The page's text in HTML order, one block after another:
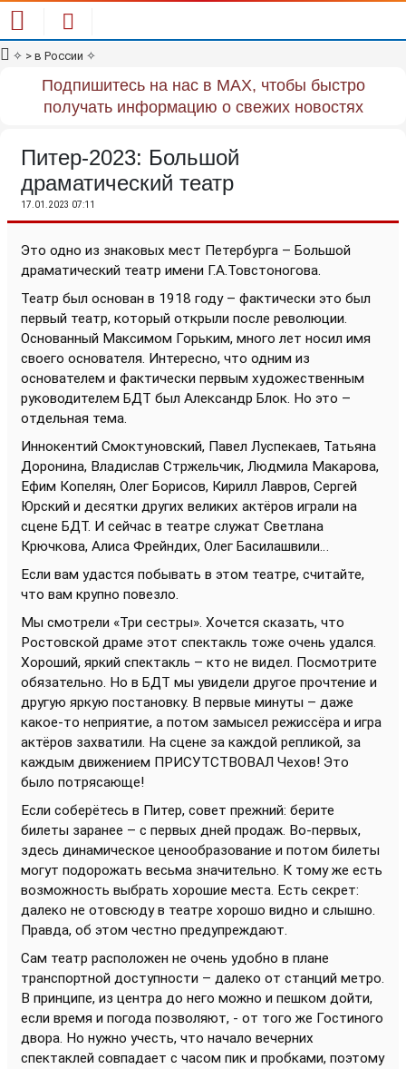
✧ > в России ✧
Подпишитесь на нас в MAX, чтобы быстро
получать информацию о свежих новостях
Питер-2023: Большой
драматический театр
17.01.2023 07:11
Это одно из знаковых мест Петербурга – Большой
драматический театр имени Г.А.Товстоногова.
Театр был основан в 1918 году – фактически это был
первый театр, который открыли после революции.
Основанный Максимом Горьким, много лет носил имя
своего основателя. Интересно, что одним из
основателем и фактически первым художественным
руководителем БДТ был Александр Блок. Но это –
отдельная тема.
Иннокентий Смоктуновский, Павел Луспекаев, Татьяна
Доронина, Владислав Стржельчик, Людмила Макарова,
Ефим Копелян, Олег Борисов, Кирилл Лавров, Сергей
Юрский и десятки других великих актёров играли на
сцене БДТ. И сейчас в театре служат Светлана
Крючкова, Алиса Фрейндих, Олег Басилашвили…
Если вам удастся побывать в этом театре, считайте,
что вам крупно повезло.
Мы смотрели «Три сестры». Хочется сказать, что
Ростовской драме этот спектакль тоже очень удался.
Хороший, яркий спектакль – кто не видел. Посмотрите
обязательно. Но в БДТ мы увидели другое прочтение и
другую яркую постановку. В первые минуты – даже
какое-то неприятие, а потом замысел режиссёра и игра
актёров захватили. На сцене за каждой репликой, за
каждым движением ПРИСУТСТВОВАЛ Чехов! Это
было потрясающе!
Если соберётесь в Питер, совет прежний: берите
билеты заранее – с первых дней продаж. Во-первых,
здесь динамическое ценообразование и потом билеты
могут подорожать весьма значительно. К тому же есть
возможность выбрать хорошие места. Есть секрет:
далеко не отовсюду в театре хорошо видно и слышно.
Правда, об этом честно предупреждают.
Сам театр расположен не очень удобно в плане
транспортной доступности – далеко от станций метро.
В принципе, из центра до него можно и пешком дойти,
если время и погода позволяют, - от того же Гостиного
двора. Но нужно учесть, что начало вечерних
спектаклей совпадает с часом пик и пробками, поэтому